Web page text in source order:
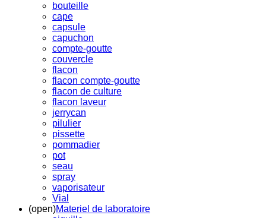
bouteille
cape
capsule
capuchon
compte-goutte
couvercle
flacon
flacon compte-goutte
flacon de culture
flacon laveur
jerrycan
pilulier
pissette
pommadier
pot
seau
spray
vaporisateur
Vial
(open)Materiel de laboratoire